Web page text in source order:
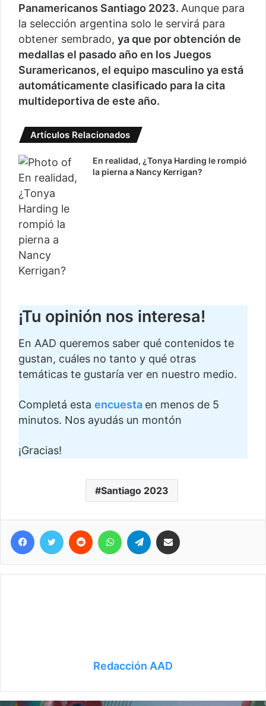
Panamericanos Santiago 2023. Aunque para
la selección argentina solo le servirá para
obtener sembrado, ya que por obtención de
medallas el pasado año en los Juegos
Suramericanos, el equipo masculino ya está
automáticamente clasificado para la cita
multideportiva de este año.
Artículos Relacionados
En realidad, ¿Tonya Harding le rompió
la pierna a Nancy Kerrigan?
¡Tu opinión nos interesa!
En AAD queremos saber qué contenidos te
gustan, cuáles no tanto y qué otras
temáticas te gustaría ver en nuestro medio.
Completá esta encuesta en menos de 5
minutos. Nos ayudás un montón
¡Gracias!
Santiago 2023
Facebook
Twitter Reddit WhatsAppTelegram
Redacción AAD